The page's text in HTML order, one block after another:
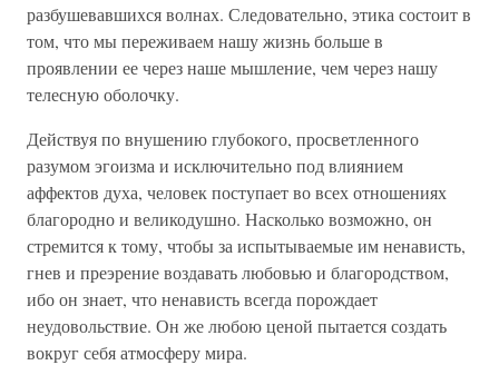
разбушевавшихся волнах. Следовательно, этика состоит в
том, что мы переживаем нашу жизнь больше в
проявлении ее через наше мышление, чем через нашу
телесную оболочку.
Действуя по внушению глубокого, просветленного
разумом эгоизма и исключительно под влиянием
аффектов духа, человек поступает во всех отношениях
благородно и великодушно. Насколько возможно, он
стремится к тому, чтобы за испытываемые им ненависть,
гнев и преэрение воздавать любовью и благородством,
ибо он знает, что ненависть всегда порождает
неудовольствие. Он же любою ценой пытается создать
вокруг себя атмосферу мира.